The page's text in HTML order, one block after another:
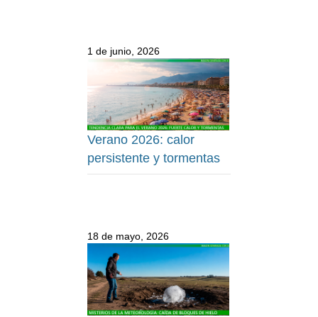
1 de junio, 2026
Verano 2026: calor
persistente y tormentas
18 de mayo, 2026